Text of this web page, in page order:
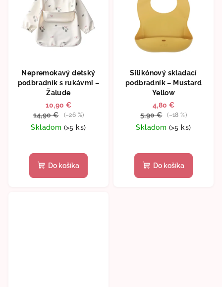
Nepremokavý detský
podbradník s rukávmi –
Žalude
10,90 €
14,90 €
(–26 %)
Skladom (>5 ks)
Do košíka
Silikónový skladací
podbradník – Mustard
Yellow
4,80 €
5,90 €
(–18 %)
Skladom (>5 ks)
Do košíka